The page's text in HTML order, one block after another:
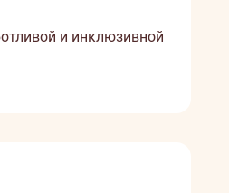
и инклюзивной